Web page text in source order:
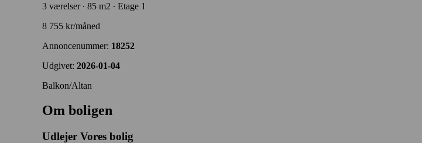
3 værelser ∙ 85 m2 ∙ Etage 1
8 755 kr/måned
Annoncenummer: 18252
Udgivet: 2026-01-04
Balkon/Altan
Om boligen
Udlejer Vores bolig